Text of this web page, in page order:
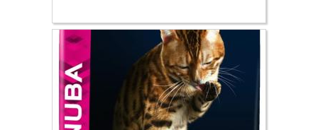
52.69 €